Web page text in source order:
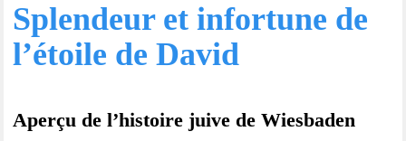
Sple­ndeur et infor­tu­ne de
l’étoile de David
Aper­çu de l’histoire jui­ve de Wiesbaden